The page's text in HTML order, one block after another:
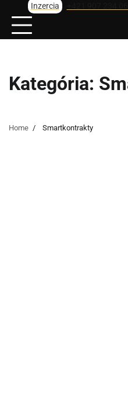
content
Inzercia
Kategória:
Home Smartkontrakty